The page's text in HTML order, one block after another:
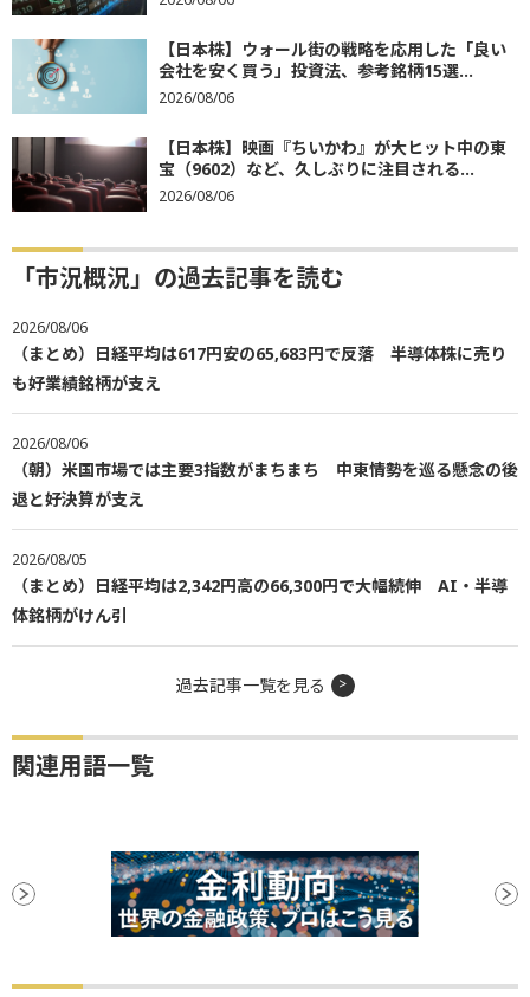
【日本株】ウォール街の戦略を応用した「良い
会社を安く買う」投資法、参考銘柄15選...
2026/08/06
【日本株】映画『ちいかわ』が大ヒット中の東
宝（9602）など、久しぶりに注目される...
2026/08/06
「市況概況」の過去記事を読む
2026/08/06
（まとめ）日経平均は617円安の65,683円で反落 半導体株に売り
も好業績銘柄が支え
2026/08/06
（朝）米国市場では主要3指数がまちまち 中東情勢を巡る懸念の後
退と好決算が支え
2026/08/05
（まとめ）日経平均は2,342円高の66,300円で大幅続伸 AI・半導
体銘柄がけん引
過去記事一覧を見る
関連用語一覧